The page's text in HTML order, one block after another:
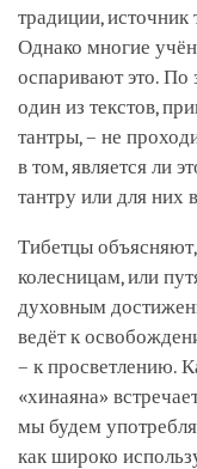
традиции,
Однако многие
оспаривают это.
один из текстов,
тантры, – не
в том, является ли
тантру или для них
Тибетцы
колесницам, или
духовным
ведёт к
– к просветлению.
«хинаяна»
мы будем
как широко